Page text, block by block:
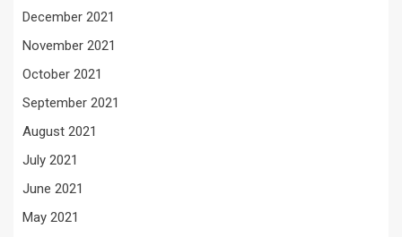
December 2021
November 2021
October 2021
September 2021
August 2021
July 2021
June 2021
May 2021